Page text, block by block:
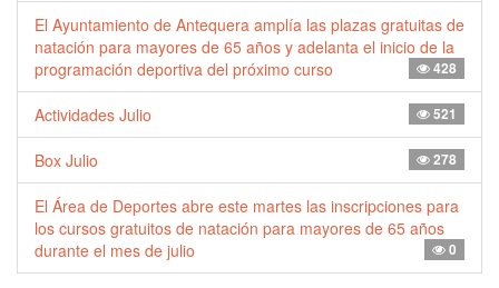
El Ayuntamiento de Antequera amplía las plazas gratuitas de
natación para mayores de 65 años y adelanta el inicio de la
programación deportiva del próximo curso
428
Actividades Julio 521
Box Julio 278
El Área de Deportes abre este martes las inscripciones para
los cursos gratuitos de natación para mayores de 65 años
durante el mes de julio
0